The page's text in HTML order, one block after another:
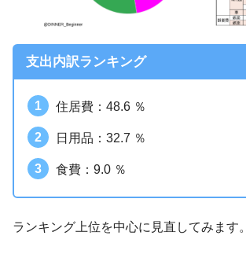
支出内訳ランキング
住居費：48.6 ％
日用品：32.7 ％
食費：9.0 ％
ランキング上位を中心に見直してみます。